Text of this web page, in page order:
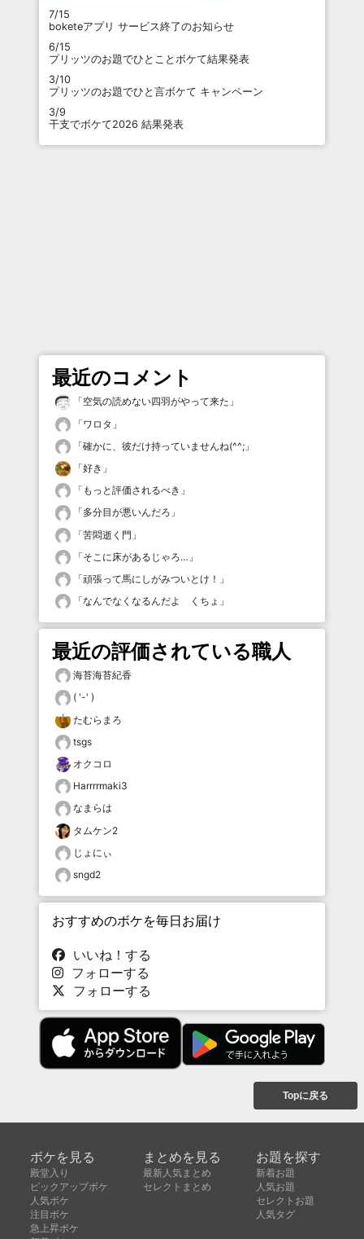
7/15
boketeアプリ サービス終了のお知らせ
6/15
プリッツのお題でひとことボケて結果発表
3/10
プリッツのお題でひと言ボケて キャンペーン
3/9
干支でボケて2026 結果発表
最近のコメント
「空気の読めない四羽がやって来た 」
「ワロタ 」
「確かに、彼だけ持っていませんね(^^; 」
「好き 」
「 もっと評価されるべき 」
「多分目が悪いんだろ 」
「苦悶逝く門 」
「そこに床があるじゃろ… 」
「頑張って馬にしがみついとけ！ 」
「なんでなくなるんだよ くちょ 」
最近の評価されている職人
海苔海苔紀香
( '-' )
たむらまろ
tsgs
オクコロ
Harrrrmaki3
なまらは
タムケン2
じょにぃ
sngd2
おすすめのボケを毎日お届け
いいね！する
フォローする
フォローする
Topに戻る
ボケを見る
殿堂入り
ピックアップボケ
人気ボケ
注目ボケ
急上昇ボケ
まとめを見る
最新人気まとめ
セレクトまとめ
お題を探す
新着お題
人気お題
セレクトお題
人気タグ